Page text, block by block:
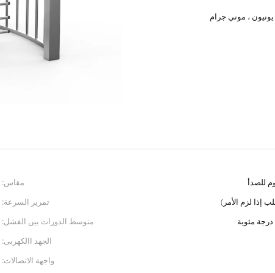
مقاس:
تمرير السرعة:
متوسط ​​الدورات بين الفشل:
الجهد االكهربى:
واجهة الاتصالات: